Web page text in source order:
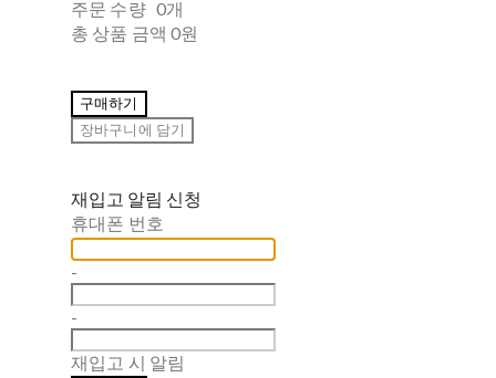
주문 수량 0개
총 상품 금액 0원
구매하기
장바구니에 담기
재입고 알림 신청
휴대폰 번호
-
-
재입고 시 알림